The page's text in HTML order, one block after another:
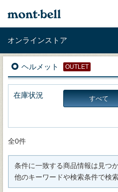
オンラインストア
ヘルメット OUTLET
在庫状況 すべて
全0件
条件に一致する商品情報は見つ
他のキーワードや検索条件で検